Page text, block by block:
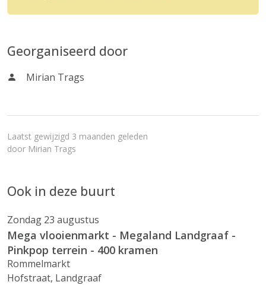
Georganiseerd door
Mirian Trags
Laatst gewijzigd 3 maanden geleden
door Mirian Trags
Ook in deze buurt
Zondag 23 augustus
Mega vlooienmarkt - Megaland Landgraaf -
Pinkpop terrein - 400 kramen
Rommelmarkt
Hofstraat, Landgraaf